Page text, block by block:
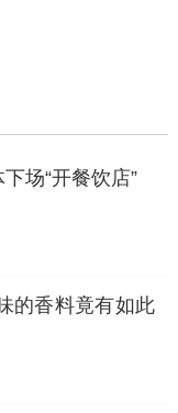
场“开餐饮店”
的香料竟有如此